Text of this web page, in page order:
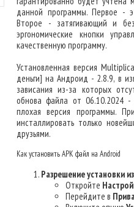
данной программы. Первое -
Второе - затягивающий и
эргономические кнопки
качественную программу.
Установленная версия
деньги] на Андроид - 2.8.9, в
зависания из-за которых
обнова файла от 06.10.2024 -
плохая версия программы.
инсталлировать только
друзьями.
Как установить APK файл на Android
Разрешение установки
Откройте
Перейдите в